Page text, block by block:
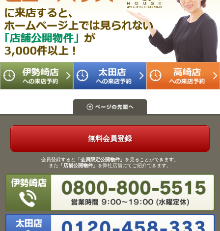
無料会員登録
会員登録すると 「会員限定公開物件」 を見ることができます。
また 「店舗公開物件」 を弊社店舗にてご紹介できます。